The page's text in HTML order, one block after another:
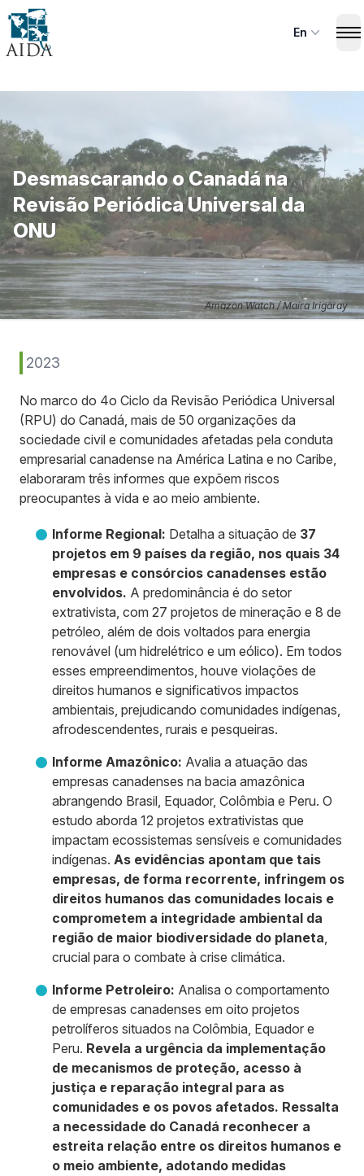
Skip
main
En
Desmascarando o Canadá na
Revisão Periódica Universal da
ONU
Amazon Watch / Maíra Irigaray
2023
No marco do 4o Ciclo da Revisão Periódica Universal
(RPU) do Canadá, mais de 50 organizações da
sociedade civil e comunidades afetadas pela conduta
empresarial canadense na América Latina e no Caribe,
elaboraram três informes que expõem riscos
preocupantes à vida e ao meio ambiente.
Informe Regional: Detalha a situação de 37
projetos em 9 países da região, nos quais 34
empresas e consórcios canadenses estão
envolvidos. A predominância é do setor
extrativista, com 27 projetos de mineração e 8 de
petróleo, além de dois voltados para energia
renovável (um hidrelétrico e um eólico). Em todos
esses empreendimentos, houve violações de
direitos humanos e significativos impactos
ambientais, prejudicando comunidades indígenas,
afrodescendentes, rurais e pesqueiras.
Informe Amazônico: Avalia a atuação das
empresas canadenses na bacia amazônica
abrangendo Brasil, Equador, Colômbia e Peru. O
estudo aborda 12 projetos extrativistas que
impactam ecossistemas sensíveis e comunidades
indígenas. As evidências apontam que tais
empresas, de forma recorrente, infringem os
direitos humanos das comunidades locais e
comprometem a integridade ambiental da
região de maior biodiversidade do planeta,
crucial para o combate à crise climática.
Informe Petroleiro: Analisa o comportamento
de empresas canadenses em oito projetos
petrolíferos situados na Colômbia, Equador e
Peru. Revela a urgência da implementação
de mecanismos de proteção, acesso à
justiça e reparação integral para as
comunidades e os povos afetados. Ressalta
a necessidade do Canadá reconhecer a
estreita relação entre os direitos humanos e
o meio ambiente, adotando medidas